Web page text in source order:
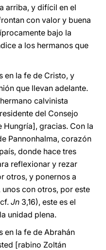
arriba, y difícil en el
con valor y buena
bajo la
a los hermanos que
en la fe de Cristo, y
que llevan adelante.
calvinista
del Consejo
Hungría], gracias. Con la
Pannonhalma, corazón
donde hace tres
reflexionar y rezar
otros, y ponernos a
con otros, por este
Jn 3,16), este es el
unidad plena.
en la fe de Abrahán
[rabino Zoltán